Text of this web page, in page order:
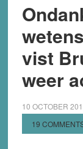
vist
weer
10 OCTOBER
19